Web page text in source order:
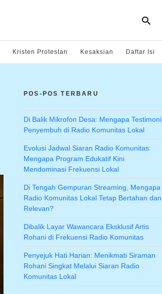
Kristen Protestan Kesaksian Daftar Isi
POS-POS TERBARU
Di Balik Mikrofon Desa: Mengapa Testimoni
Penyembuh di Radio Komunitas Lokal
Evolusi Jadwal Siaran Radio Komunitas:
Mengapa Program Edukatif Kini
Mendominasi Frekuensi Lokal
Di Tengah Gempuran Streaming, Mengapa
Radio Komunitas Lokal Tetap Bertahan dan
Relevan?
Dibalik Layar Wawancara Eksklusif Artis
Rohani di Frekuensi Radio Komunitas
Penyejuk Hati Harian: Menikmati Siraman
Rohani Singkat Melalui Siaran Radio
Komunitas Lokal